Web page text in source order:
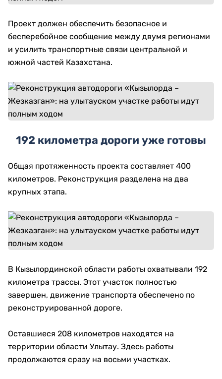
Проект должен обеспечить безопасное и
бесперебойное сообщение между двумя регионами
и усилить транспортные связи центральной и
южной частей Казахстана.
192 километра дороги уже готовы
Общая протяженность проекта составляет 400
километров. Реконструкция разделена на два
крупных этапа.
В Кызылординской области работы охватывали 192
километра трассы. Этот участок полностью
завершен, движение транспорта обеспечено по
реконструированной дороге.
Оставшиеся 208 километров находятся на
территории области Улытау. Здесь работы
продолжаются сразу на восьми участках.